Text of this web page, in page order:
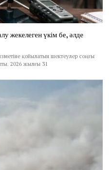
жекелеген үкім бе, әлде
қойылатын шектеулер соңғы
2026 жылғы 31